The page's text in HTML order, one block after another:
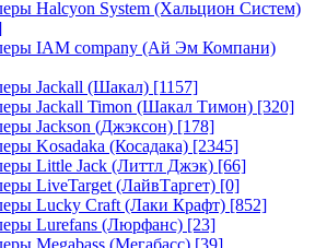
Halcyon System (Хальцион Систем)
IAM company (Ай Эм Компани)
Jackall (Шакал) [1157]
Jackall Timon (Шакал Тимон) [320]
Jackson (Джэксон) [178]
Kosadaka (Косадака) [2345]
Little Jack (Литтл Джэк) [66]
LiveTarget (ЛайвТаргет) [0]
Lucky Craft (Лаки Крафт) [852]
Lurefans (Люрфанс) [23]